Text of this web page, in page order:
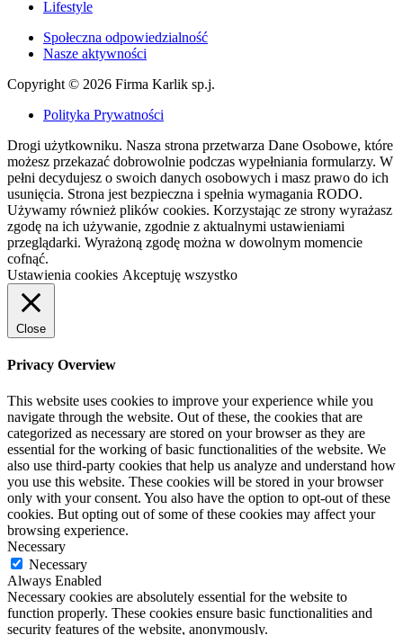
Lifestyle
Społeczna odpowiedzialność
Nasze aktywności
Copyright © 2026 Firma Karlik sp.j.
Polityka Prywatności
Drogi użytkowniku. Nasza strona przetwarza Dane Osobowe, które
możesz przekazać dobrowolnie podczas wypełniania formularzy. W
pełni decydujesz o swoich danych osobowych i masz prawo do ich
usunięcia. Strona jest bezpieczna i spełnia wymagania RODO.
Używamy również plików cookies. Korzystając ze strony wyrażasz
zgodę na ich używanie, zgodnie z aktualnymi ustawieniami
przeglądarki. Wyrażoną zgodę można w dowolnym momencie
cofnąć.
Ustawienia cookies Akceptuję wszystko
Close
Privacy Overview
This website uses cookies to improve your experience while you
navigate through the website. Out of these, the cookies that are
categorized as necessary are stored on your browser as they are
essential for the working of basic functionalities of the website. We
also use third-party cookies that help us analyze and understand how
you use this website. These cookies will be stored in your browser
only with your consent. You also have the option to opt-out of these
cookies. But opting out of some of these cookies may affect your
browsing experience.
Necessary
Necessary
Always Enabled
Necessary cookies are absolutely essential for the website to
function properly. These cookies ensure basic functionalities and
security features of the website, anonymously.